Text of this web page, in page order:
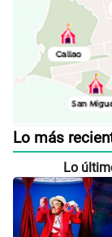
Lo más
Lo